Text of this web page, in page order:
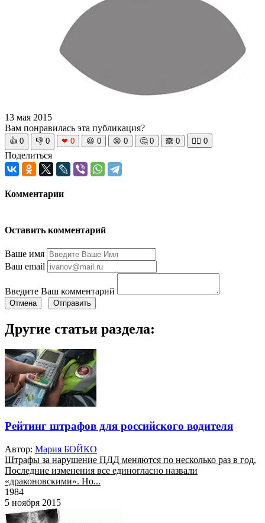
13 мая 2015
Вам понравилась эта публикация?
👍 0 👎 0 ❤ 0 😆 0 😡 0 🤔 0 🙈 0 🧘‍♀️ 0
Поделиться
Комментарии
Оставить комментарий
Ваше имя
Ваш email
Введите Ваш комментарий
Отмена Отправить
Другие статьи раздела:
Рейтинг штрафов для российского водителя
Автор: Мария БОЙКО
Штрафы за нарушение ПДД меняются по несколько раз в год.
Последние изменения все единогласно назвали
«драконовскими». Но...
1984
5 ноября 2015